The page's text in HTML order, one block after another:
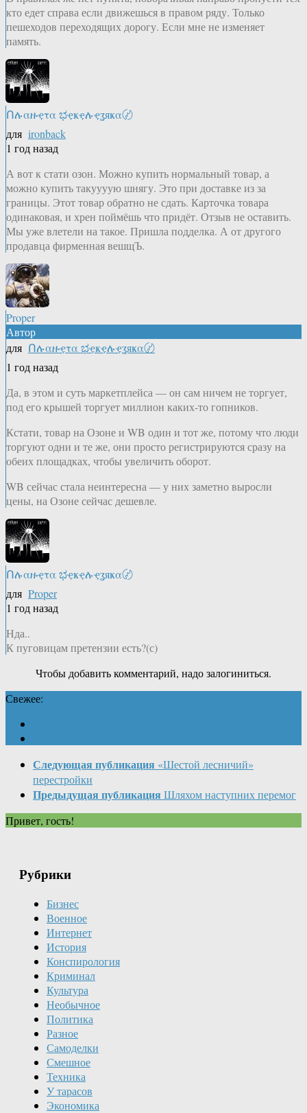
кто едет справа если движешься в правом ряду. Только
пешеходов переходящих дорогу. Если мне не изменяет
память.
Ոሉαዙҿτα ಭҿҝҿሉҿʓяҝα〄
для ironback
1 год назад
А вот к стати озон. Можно купить нормальный товар, а
можно купить такуууую шнягу. Это при доставке из за
границы. Этот товар обратно не сдать. Карточка товара
одинаковая, и хрен поймёшь что придёт. Отзыв не оставить.
Мы уже влетели на такое. Пришла подделка. А от другого
продавца фирменная вешщЪ.
Proper
Автор
для Ոሉαዙҿτα ಭҿҝҿሉҿʓяҝα〄
1 год назад
Да, в этом и суть маркетплейса — он сам ничем не торгует,
под его крышей торгует миллион каких-то гопников.
Кстати, товар на Озоне и WB один и тот же, потому что люди
торгуют одни и те же, они просто регистрируются сразу на
обеих площадках, чтобы увеличить оборот.
WB сейчас стала неинтересна — у них заметно выросли
цены, на Озоне сейчас дешевле.
Ոሉαዙҿτα ಭҿҝҿሉҿʓяҝα〄
для Proper
1 год назад
Нда..
К пуговицам претензии есть?(с)
Чтобы добавить комментарий, надо залогиниться.
Свежее:
Следующая публикация «Шестой лесничий»
перестройки
Предыдущая публикация Шляхом наступних перемог
Привет, гость!
Рубрики
Бизнес
Военное
Интернет
История
Конспирология
Криминал
Культура
Необычное
Политика
Разное
Самоделки
Смешное
Техника
У тарасов
Экономика